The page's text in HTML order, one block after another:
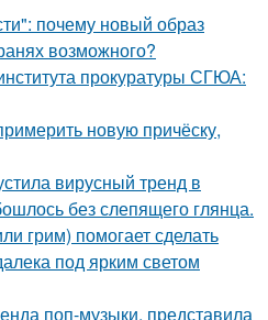
почему новый образ
возможного?
прокуратуры СГЮА:
новую причёску,
вирусный тренд в
без слепящего глянца.
грим) помогает сделать
под ярким светом
поп-музыки, представила